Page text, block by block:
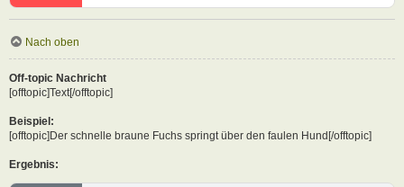
Nach oben
Off-topic Nachricht
[offtopic]Text[/offtopic]
Beispiel:
[offtopic]Der schnelle braune Fuchs springt über den faulen Hund[/offtopic]
Ergebnis: